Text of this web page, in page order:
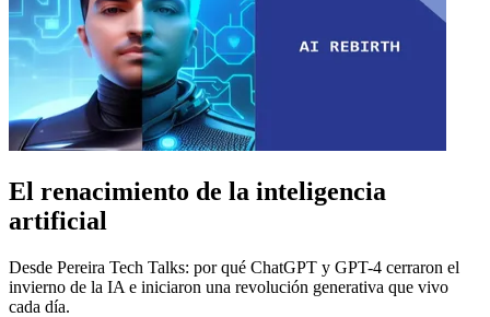
El renacimiento de la inteligencia
artificial
Desde Pereira Tech Talks: por qué ChatGPT y GPT-4 cerraron el
invierno de la IA e iniciaron una revolución generativa que vivo
cada día.